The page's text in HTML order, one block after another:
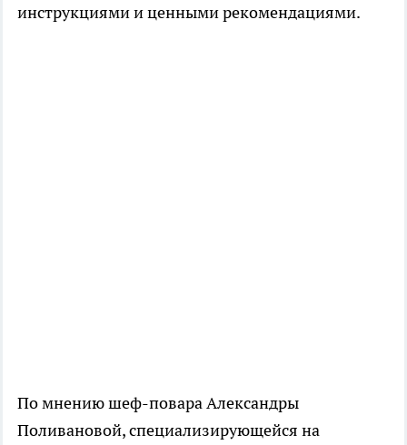
инструкциями и ценными рекомендациями.
По мнению шеф-повара Александры
Поливановой, специализирующейся на